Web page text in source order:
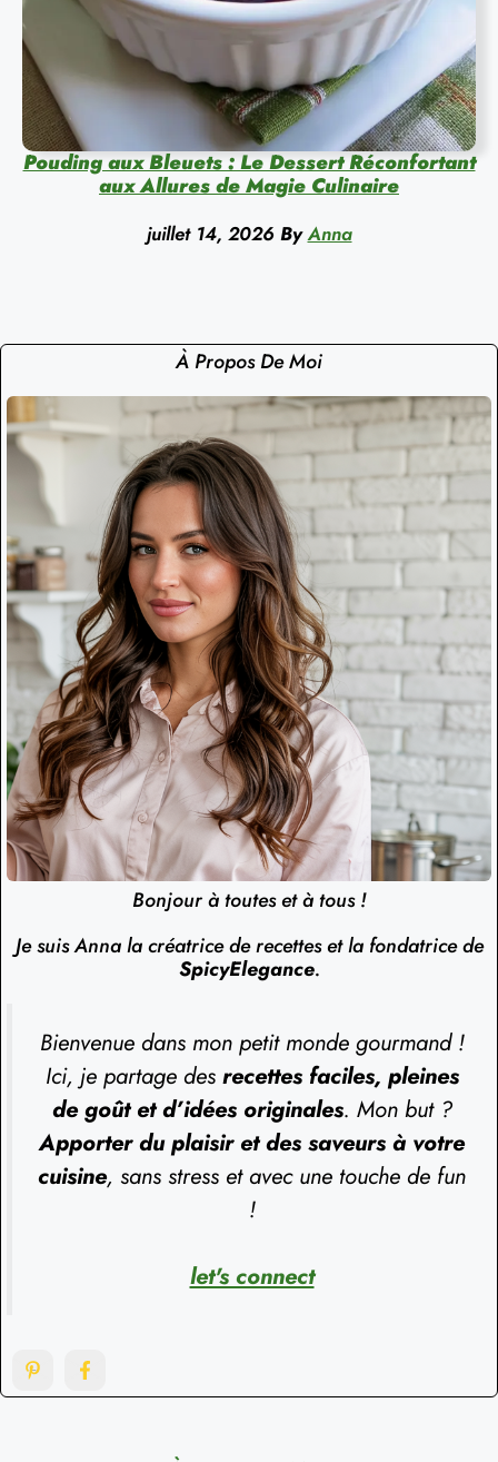
Pouding aux Bleuets : Le Dessert Réconfortant
aux Allures de Magie Culinaire
juillet 14, 2026 By Anna
À Propos De Moi
Bonjour à toutes et à tous !
Je suis Anna la créatrice de recettes et la fondatrice de
SpicyElegance.
Bienvenue dans mon petit monde gourmand !
Ici, je partage des recettes faciles, pleines
de goût et d’idées originales. Mon but ?
Apporter du plaisir et des saveurs à votre
cuisine, sans stress et avec une touche de fun
!
let's connect